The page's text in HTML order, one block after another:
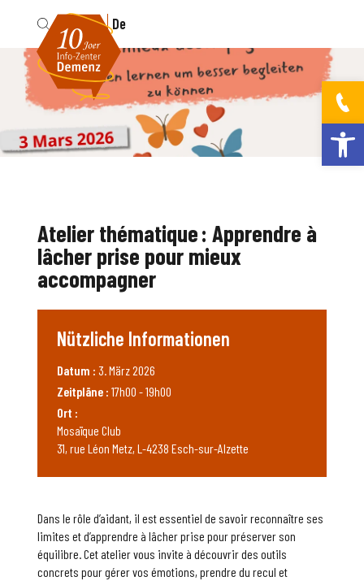
Fr De
Dans le rôle d’aidant, il est essentiel de savoir reconnaître ses
limites et d’apprendre à lâcher prise pour préserver son
équilibre. Cet atelier vous invite à découvrir des outils
concrets pour gérer vos émotions, prendre du recul et
Atelier thématique : Apprendre à
lâcher prise pour mieux
accompagner
Nützliche Informationen
Datum : 3. März 2026
Zeitpläne : 17h00 - 19h00
Ort :
Mosaïque Club
31, rue Léon Metz, L-4238 Esch-sur-Alzette